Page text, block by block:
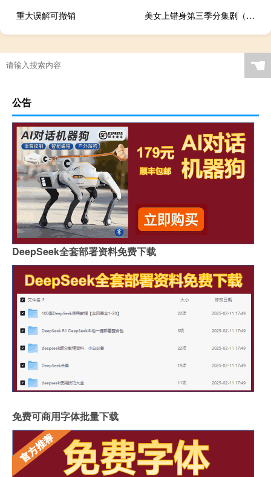
重大误解可撤销
美女上错身第三季分集剧（美女上错身第三季）
☚
公告
DeepSeek全套部署资料免费下载
免费可商用字体批量下载